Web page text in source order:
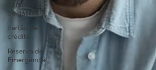
controle
de gastos
cartão de
crédito
Reserva de
Emergência